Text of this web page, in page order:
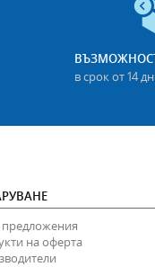
в срок от 14
на оферта